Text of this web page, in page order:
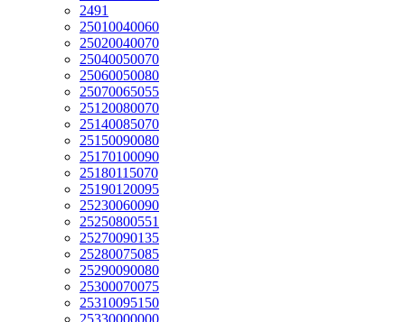
2491
25010040060
25020040070
25040050070
25060050080
25070065055
25120080070
25140085070
25150090080
25170100090
25180115070
25190120095
25230060090
25250800551
25270090135
25280075085
25290090080
25300070075
25310095150
25330000000